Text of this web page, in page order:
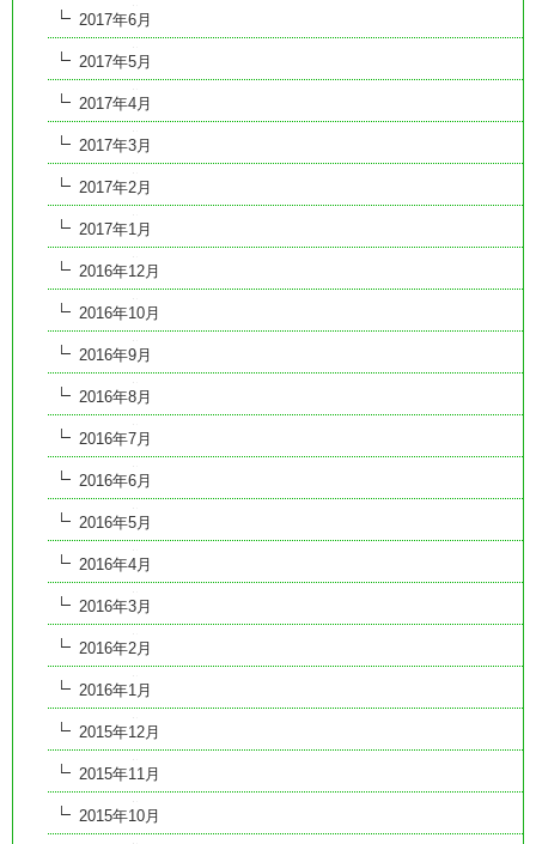
2017年6月
2017年5月
2017年4月
2017年3月
2017年2月
2017年1月
2016年12月
2016年10月
2016年9月
2016年8月
2016年7月
2016年6月
2016年5月
2016年4月
2016年3月
2016年2月
2016年1月
2015年12月
2015年11月
2015年10月